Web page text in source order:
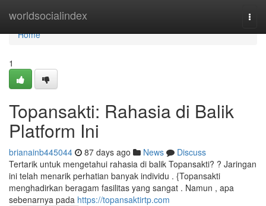
worldsocialindex
Home
Home
1
Topansakti: Rahasia di Balik
Platform Ini
brianainb445044 87 days ago News
Discuss
Tertarik untuk mengetahui rahasia di balik Topansakti? ? Jaringan
ini telah menarik perhatian banyak individu . {Topansakti
menghadirkan beragam fasilitas yang sangat . Namun , apa
sebenarnya pada https://topansaktirtp.com